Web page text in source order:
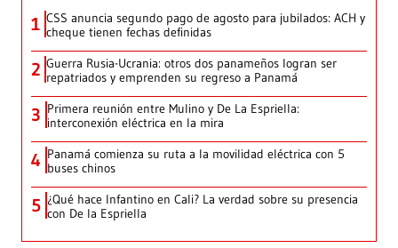
1 CSS anuncia segundo pago de agosto para jubilados: ACH y
cheque tienen fechas definidas
2 Guerra Rusia-Ucrania: otros dos panameños logran ser
repatriados y emprenden su regreso a Panamá
3 Primera reunión entre Mulino y De La Espriella:
interconexión eléctrica en la mira
4 Panamá comienza su ruta a la movilidad eléctrica con 5
buses chinos
5 ¿Qué hace Infantino en Cali? La verdad sobre su presencia
con De la Espriella